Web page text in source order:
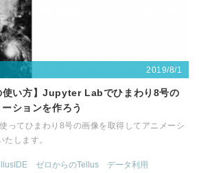
2019/8/1
使い方】Jupyter Labでひまわり8号の
ションを作ろう
ってひまわり8号の画像を取得してアニメーシ
します。
ゼロからのTellus
データ利用